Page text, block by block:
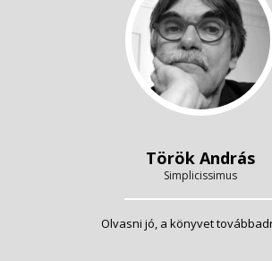
Török András
Simplicissimus
Olvasni jó, a könyvet